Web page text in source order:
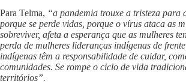
Para Telma, “a pandemia trouxe a tristeza para
porque se perde vidas, porque o vírus ataca as
sobreviver, afeta a esperança que as mulheres
perda de mulheres lideranças indígenas de
indígenas têm a responsabilidade de cuidar,
comunidades. Se rompe o ciclo de vida
territórios”.